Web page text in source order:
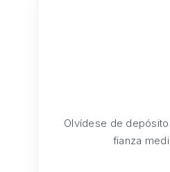
Olvídese de
fianza